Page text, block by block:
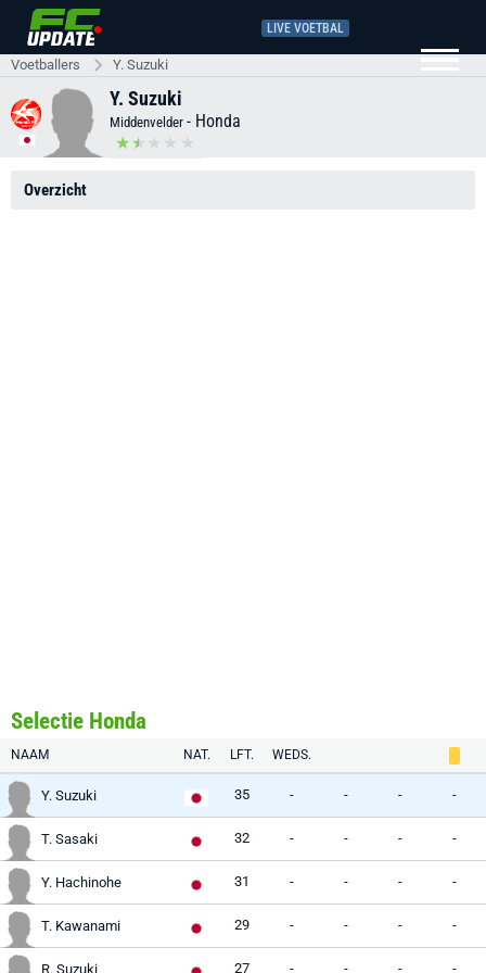
LIVE VOETBAL
Voetballers Y. Suzuki
Y. Suzuki
Middenvelder - Honda
Overzicht
Selectie Honda
NAAM NAT. LFT. WEDS.
Y. Suzuki 35 - - - -
T. Sasaki 32 - - - -
Y. Hachinohe 31 - - - -
T. Kawanami 29 - - - -
R. Suzuki 27 - - - -